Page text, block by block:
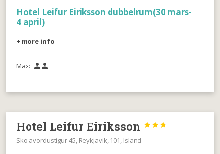
Hotel Leifur Eiriksson dubbelrum(30 mars-
4 april)
+ more info
Max: 
Hotel Leifur Eiriksson 


Skolavordustigur 45, Reykjavik, 101, Island